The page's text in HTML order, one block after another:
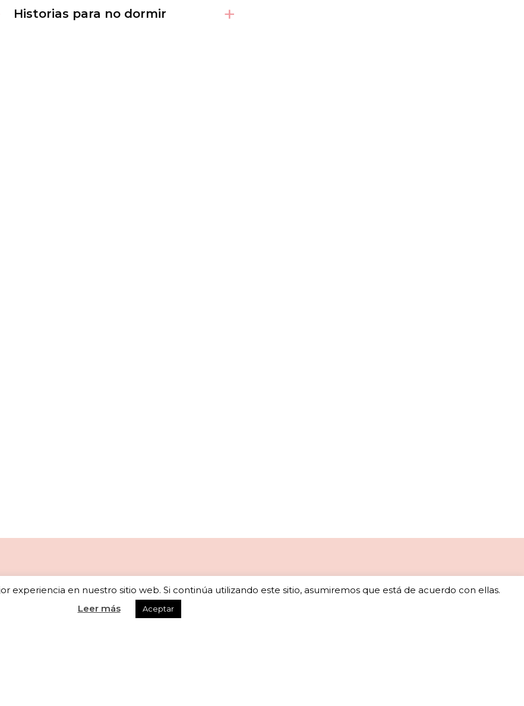
Historias para no dormir +
Newsletter
experiencia en nuestro sitio web. Si continúa utilizando este sitio, asumiremos que está de acuerdo con ellas.
Leer más
Aceptar